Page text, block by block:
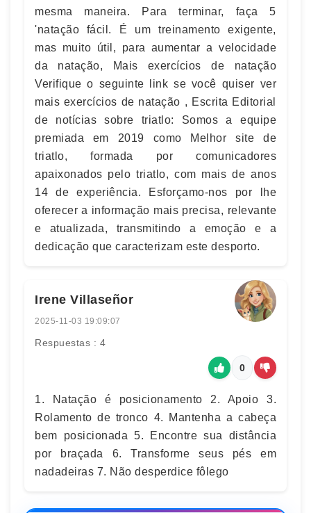
mesma maneira. Para terminar, faça 5
'natação fácil. É um treinamento exigente,
mas muito útil, para aumentar a velocidade
da natação, Mais exercícios de natação
Verifique o seguinte link se você quiser ver
mais exercícios de natação , Escrita Editorial
de notícias sobre triatlo: Somos a equipe
premiada em 2019 como Melhor site de
triatlo, formada por comunicadores
apaixonados pelo triatlo, com mais de anos
14 de experiência. Esforçamo-nos por lhe
oferecer a informação mais precisa, relevante
e atualizada, transmitindo a emoção e a
dedicação que caracterizam este desporto.
Irene Villaseñor
2025-11-03 19:09:07
Respuestas : 4
0
1. Natação é posicionamento 2. Apoio 3.
Rolamento de tronco 4. Mantenha a cabeça
bem posicionada 5. Encontre sua distância
por braçada 6. Transforme seus pés em
nadadeiras 7. Não desperdice fôlego